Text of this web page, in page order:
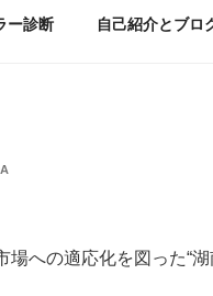
ー診断 自己紹介とブロ
への適応化を図った“湖